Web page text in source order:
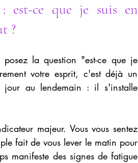
est-ce que je suis en
?
posez la question "est-ce que je
votre esprit, c'est déjà un
jour au lendemain : il s'installe
majeur. Vous vous sentez
fait de vous lever le matin pour
manifeste des signes de fatigue